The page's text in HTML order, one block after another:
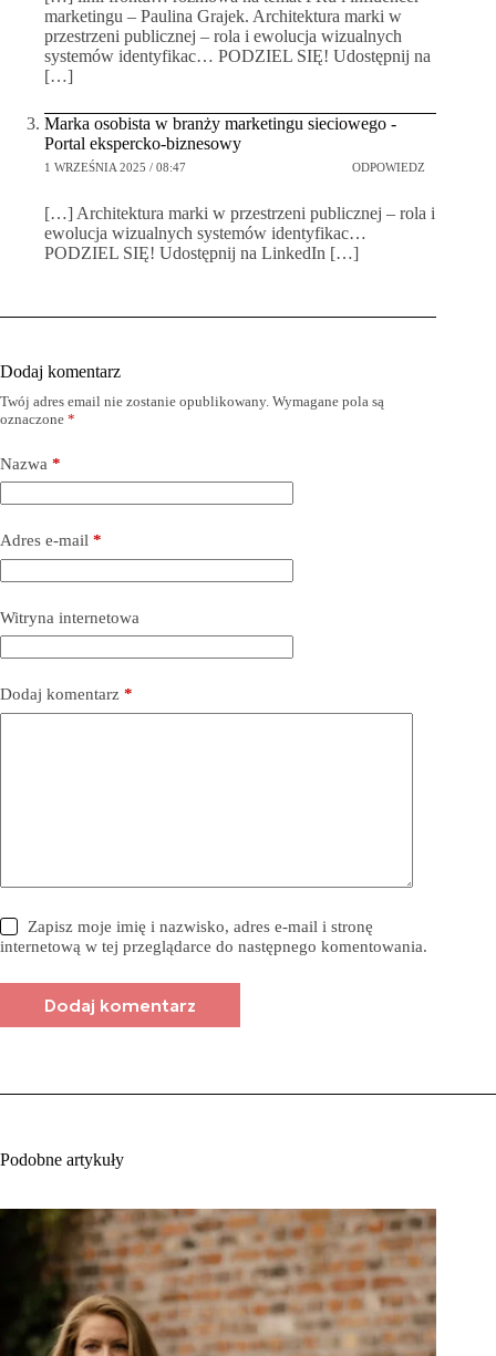
marketingu – Paulina Grajek. Architektura marki w
przestrzeni publicznej – rola i ewolucja wizualnych
systemów identyfikac… PODZIEL SIĘ! Udostępnij na
[…]
Marka osobista w branży marketingu sieciowego -
Portal ekspercko-biznesowy
1 WRZEŚNIA 2025 / 08:47 ODPOWIEDZ
[…] Architektura marki w przestrzeni publicznej – rola i
ewolucja wizualnych systemów identyfikac…
PODZIEL SIĘ! Udostępnij na LinkedIn […]
Dodaj komentarz
Twój adres email nie zostanie opublikowany. Wymagane pola są
oznaczone *
Nazwa *
Adres e-mail *
Witryna internetowa
Dodaj komentarz *
Zapisz moje imię i nazwisko, adres e-mail i stronę
internetową w tej przeglądarce do następnego komentowania.
Dodaj komentarz
Podobne artykuły